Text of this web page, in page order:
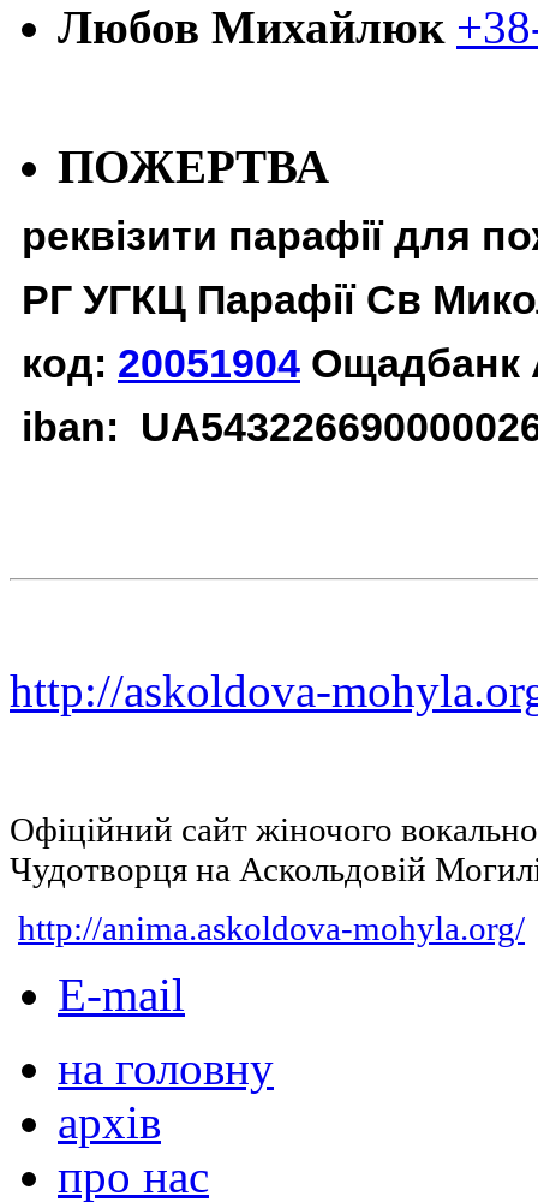
Любов Михайлюк
ПОЖЕРТВА
реквізити парафії для
РГ УГКЦ Парафії Св
код: 20051904 Ощадбанк
iban:
http://askoldova-
Офіційний сайт жіночого
Чудотворця на Аскольдовій
http://anima.askoldova-mohyla.org/
E-mail
на головну
архів
про нас